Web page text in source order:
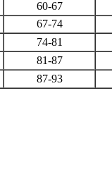
60-67
67-74
74-81
81-87
87-93